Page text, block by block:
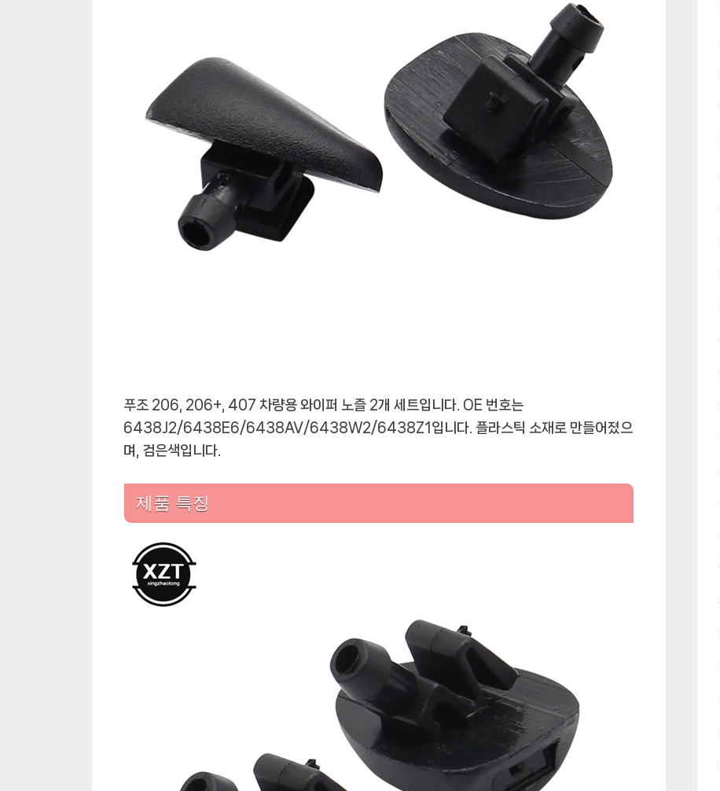
푸조 206, 206+, 407 차량용 와이퍼 노즐 2개 세트입니다. OE 번호는
6438J2/6438E6/6438AV/6438W2/6438Z1입니다. 플라스틱 소재로 만들어졌으
며, 검은색입니다.
제품 특징